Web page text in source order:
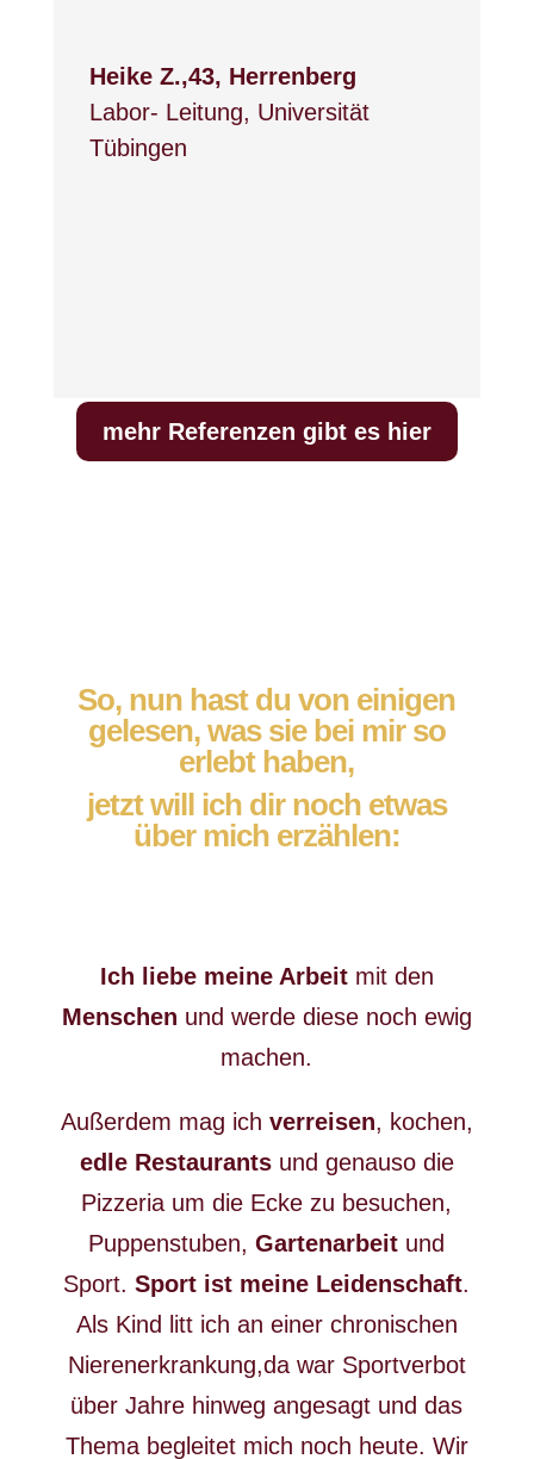
Heike Z.,43, Herrenberg
Labor- Leitung, Universität
Tübingen
mehr Referenzen gibt es hier
So, nun hast du von einigen
gelesen, was sie bei mir so
erlebt haben,
jetzt will ich dir noch etwas
über mich erzählen:
Ich liebe meine Arbeitmit den
Menschen und werde diese noch ewig
machen.
Außerdem mag ich verreisen, kochen,
edle Restaurantsund genauso die
Pizzeria um die Ecke zu besuchen,
Puppenstuben,Gartenarbeit und
Sport.Sport ist meine Leidenschaft.
Als Kind litt ich an einer chronischen
Nierenerkrankung,da war Sportverbot
über Jahre hinweg angesagt und das
Thema begleitet mich noch heute. Wir